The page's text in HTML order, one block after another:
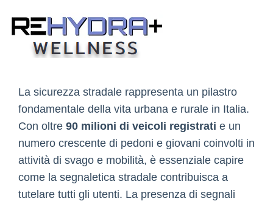
content
La sicurezza stradale rappresenta un pilastro
fondamentale della vita urbana e rurale in Italia.
Con oltre 90 milioni di veicoli registrati e un
numero crescente di pedoni e giovani coinvolti in
attività di svago e mobilità, è essenziale capire
come la segnaletica stradale contribuisca a
tutelare tutti gli utenti. La presenza di segnali